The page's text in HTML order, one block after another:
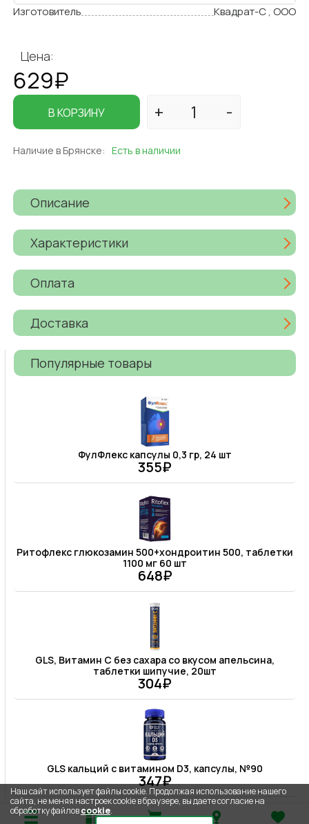
Изготовитель Квадрат-С , ООО
Цена:
629₽
В КОРЗИНУ
Наличие в Брянске: Есть в наличии
Описание
Характеристики
Оплата
Доставка
Популярные товары
ФулФлекс капсулы 0,3 гр, 24 шт
355₽
Ритофлекс глюкозамин 500+хондроитин 500, таблетки
1100 мг 60 шт
648₽
GLS, Витамин С без сахара со вкусом апельсина,
таблетки шипучие, 20шт
304₽
GLS кальций с витамином D3, капсулы, №90
347₽
Наш сайт использует файлы cookie. Продолжая использование нашего
сайта, не меняя настроек cookie в браузере, вы даете согласие на
обработку файловcookie.